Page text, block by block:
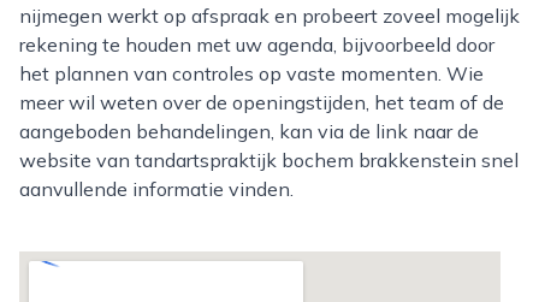
nijmegen werkt op afspraak en probeert zoveel mogelijk
rekening te houden met uw agenda, bijvoorbeeld door
het plannen van controles op vaste momenten. Wie
meer wil weten over de openingstijden, het team of de
aangeboden behandelingen, kan via de link naar de
website van tandartspraktijk bochem brakkenstein snel
aanvullende informatie vinden.